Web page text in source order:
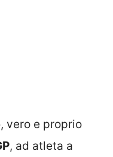
vero e proprio
, ad atleta a